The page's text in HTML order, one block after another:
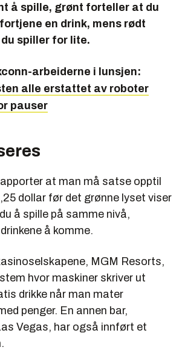
å spille, grønt forteller at du
en drink, mens rødt
spiller for lite.
arbeiderne i lunsjen:
alle erstattet av roboter
pauser
at man må satse opptil
dollar før det grønne lyset viser
å spille på samme nivå,
å komme.
MGM Resorts,
hvor maskiner skriver ut
drikke når man mater
penger. En annen bar,
Vegas, har også innført et